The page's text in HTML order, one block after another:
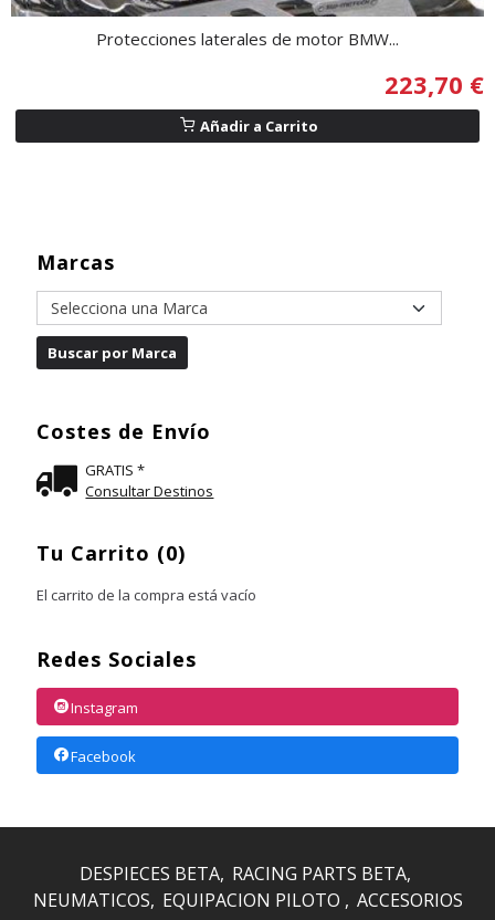
Marcas
Costes de Envío
GRATIS *
Consultar Destinos
Tu Carrito (0)
El carrito de la compra está vacío
Redes Sociales
Instagram
Facebook
Protecciones laterales de motor BMW...
223,70 €
Añadir a Carrito
DESPIECES BETA RACING PARTS BETA
NEUMATICOS EQUIPACION PILOTO
ACCESORIOS